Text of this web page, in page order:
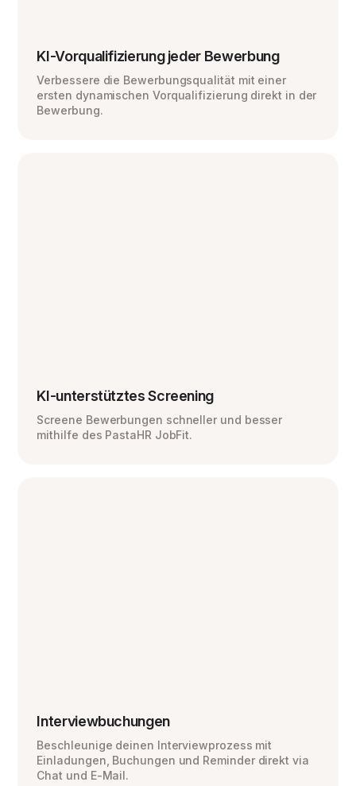
KI-Vorqualifizierung jeder Bewerbung
Verbessere die Bewerbungsqualität mit einer
ersten dynamischen Vorqualifizierung direkt in der
Bewerbung.
KI-unterstütztes Screening
Screene Bewerbungen schneller und besser
mithilfe des PastaHR JobFit.
Interviewbuchungen
Beschleunige deinen Interviewprozess mit
Einladungen, Buchungen und Reminder direkt via
Chat und E-Mail.